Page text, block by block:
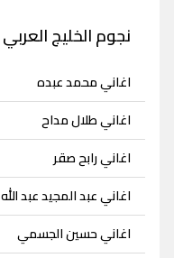
نجوم الخليج العربي
اغاني محمد عبده
اغاني طلال مداح
اغاني رابح صقر
اغاني عبد المجيد عبد الله
اغاني حسين الجسمي